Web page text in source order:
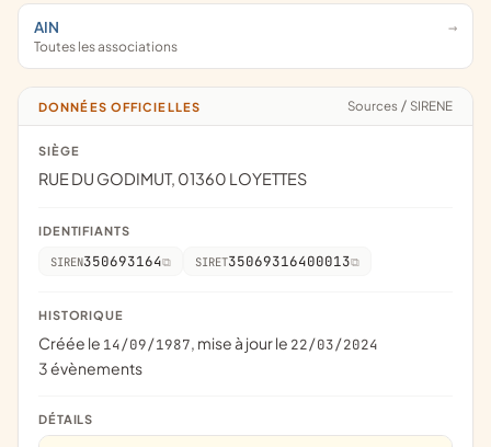
AIN
Toutes les associations
DONNÉES OFFICIELLES Sources / SIRENE
SIÈGE
RUE DU GODIMUT, 01360 LOYETTES
IDENTIFIANTS
SIREN350693164 SIRET35069316400013
HISTORIQUE
Créée le 14/09/1987, mise à jour le 22/03/2024
3 évènements
DÉTAILS